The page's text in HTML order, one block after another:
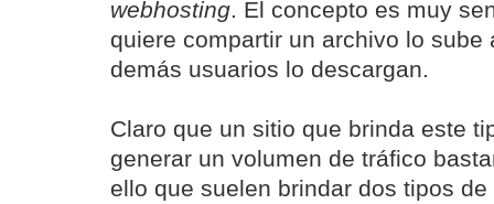
webhosting. El concepto es muy
quiere compartir un archivo lo sube
demás usuarios lo descargan.
Claro que un sitio que brinda este
generar un volumen de tráfico
ello que suelen brindar dos tipos